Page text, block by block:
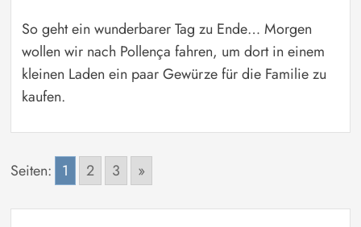
So geht ein wunderbarer Tag zu Ende… Morgen
wollen wir nach Pollença fahren, um dort in einem
kleinen Laden ein paar Gewürze für die Familie zu
kaufen.
Seiten: 1 2 3 »